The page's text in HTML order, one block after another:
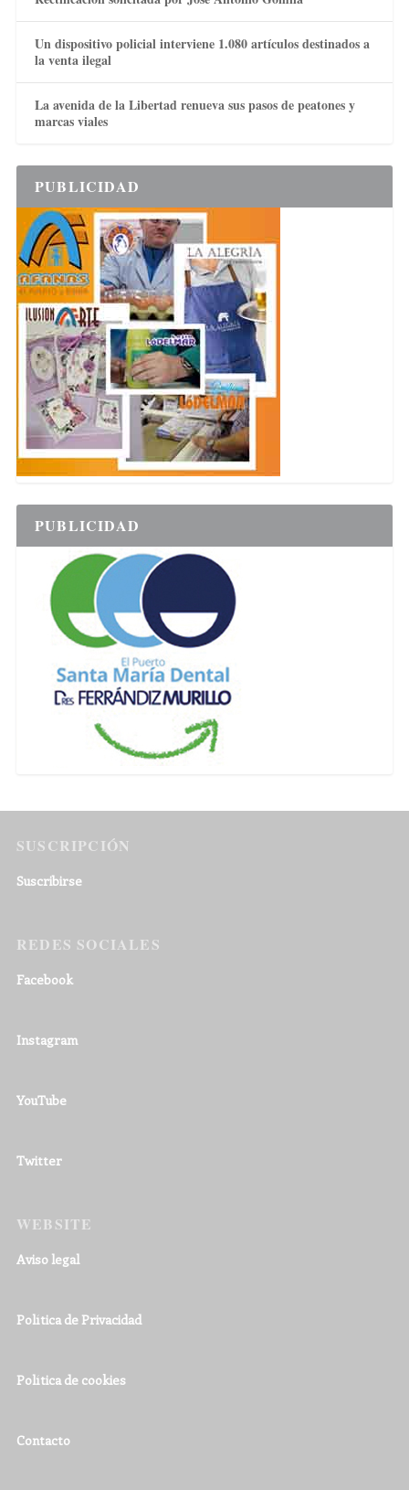
Un dispositivo policial interviene 1.080 artículos destinados a
la venta ilegal
La avenida de la Libertad renueva sus pasos de peatones y
marcas viales
PUBLICIDAD
PUBLICIDAD
SUSCRIPCIÓN
Suscribirse
REDES SOCIALES
Facebook
Instagram
YouTube
Twitter
WEBSITE
Aviso legal
Política de Privacidad
Política de cookies
Contacto